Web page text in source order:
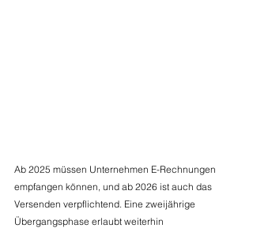
Ab 2025 müssen Unternehmen E-Rechnungen
empfangen können, und ab 2026 ist auch das
Versenden verpflichtend. Eine zweijährige
Übergangsphase erlaubt weiterhin